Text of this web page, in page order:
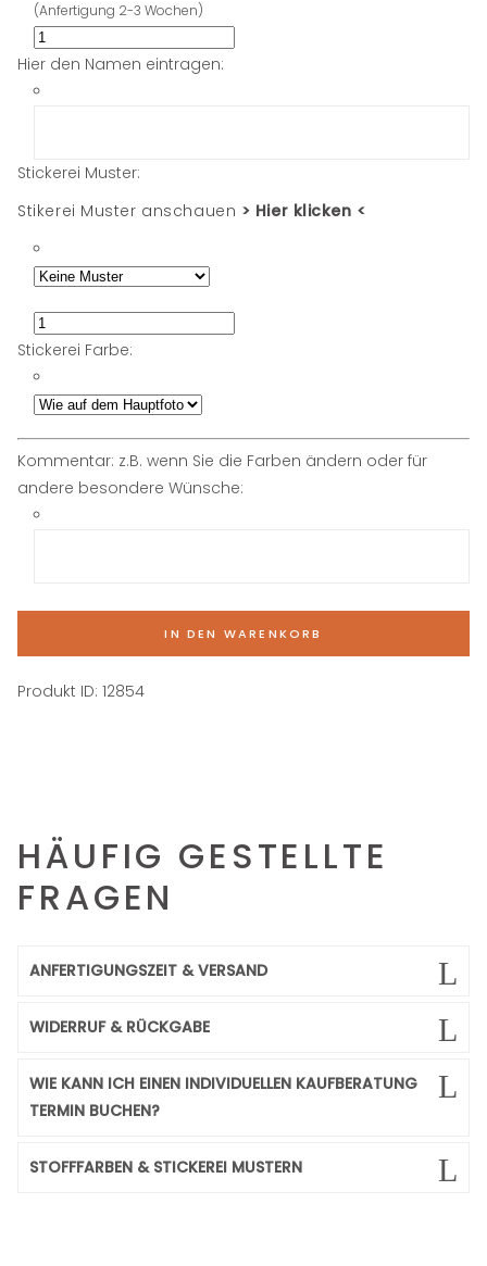
(Anfertigung 2-3 Wochen)
Hier den Namen eintragen:
Stickerei Muster:
Stikerei Muster anschauen > Hier klicken <
Stickerei Farbe:
Kommentar: z.B. wenn Sie die Farben ändern oder für
andere besondere Wünsche:
IN DEN WARENKORB
Produkt ID:12854
HÄUFIG GESTELLTE
FRAGEN
ANFERTIGUNGSZEIT & VERSAND
WIDERRUF & RÜCKGABE
WIE KANN ICH EINEN INDIVIDUELLEN KAUFBERATUNG
TERMIN BUCHEN?
STOFFFARBEN & STICKEREI MUSTERN